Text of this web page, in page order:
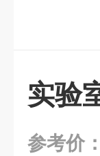
实验
参考价：